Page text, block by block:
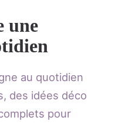
une
au quotidien
des idées déco
pour